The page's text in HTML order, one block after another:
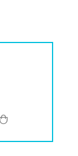
Zur Merkliste